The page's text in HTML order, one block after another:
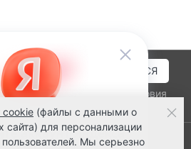
я принимаю условия
данных
заказов: 52485
cookie (файлы с данными о
для персонализации
Мы серьезно